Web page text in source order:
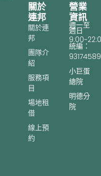
營業
資訊
週一至
週日
統編：
93174589
小巨蛋
總院
明德分
院
關於
連邦
關於連
邦
團隊介
紹
服務項
目
場地租
借
線上預
約